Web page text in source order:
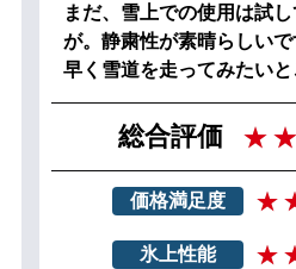
まだ、雪上での使用は試
が。静粛性が素晴らしいで
早く雪道を走ってみたいと
総合評価
価格満足度
氷上性能